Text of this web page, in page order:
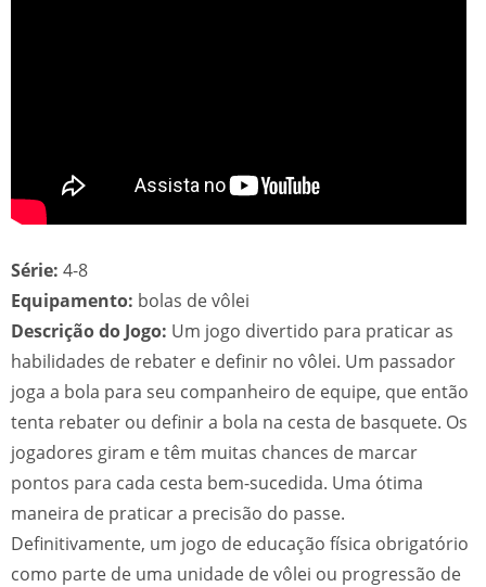
Série: 4-8
Equipamento: bolas de vôlei
Descrição do Jogo: Um jogo divertido para praticar as
habilidades de rebater e definir no vôlei. Um passador
joga a bola para seu companheiro de equipe, que então
tenta rebater ou definir a bola na cesta de basquete. Os
jogadores giram e têm muitas chances de marcar
pontos para cada cesta bem-sucedida. Uma ótima
maneira de praticar a precisão do passe.
Definitivamente, um jogo de educação física obrigatório
como parte de uma unidade de vôlei ou progressão de